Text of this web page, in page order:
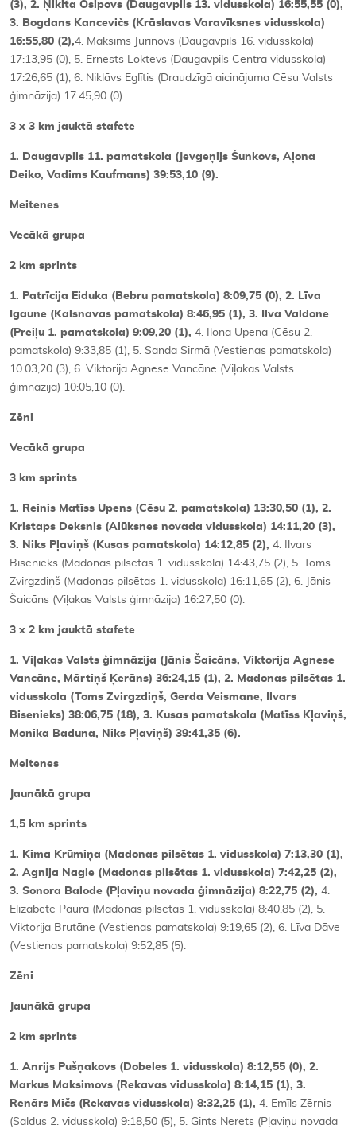
(3), 2. Ņikita Osipovs (Daugavpils 13. vidusskola) 16:55,55 (0),
3. Bogdans Kancevičs (Krāslavas Varavīksnes vidusskola)
16:55,80 (2),4. Maksims Jurinovs (Daugavpils 16. vidusskola)
17:13,95 (0), 5. Ernests Loktevs (Daugavpils Centra vidusskola)
17:26,65 (1), 6. Niklāvs Eglītis (Draudzīgā aicinājuma Cēsu Valsts
ģimnāzija) 17:45,90 (0).
3 x 3 km jauktā stafete
1. Daugavpils 11. pamatskola (Jevgeņijs Šunkovs, Aļona
Deiko, Vadims Kaufmans) 39:53,10 (9).
Meitenes
Vecākā grupa
2 km sprints
1. Patrīcija Eiduka (Bebru pamatskola) 8:09,75 (0), 2. Līva
Igaune (Kalsnavas pamatskola) 8:46,95 (1), 3. Ilva Valdone
(Preiļu 1. pamatskola) 9:09,20 (1), 4. Ilona Upena (Cēsu 2.
pamatskola) 9:33,85 (1), 5. Sanda Sirmā (Vestienas pamatskola)
10:03,20 (3), 6. Viktorija Agnese Vancāne (Viļakas Valsts
ģimnāzija) 10:05,10 (0).
Zēni
Vecākā grupa
3 km sprints
1. Reinis Matīss Upens (Cēsu 2. pamatskola) 13:30,50 (1), 2.
Kristaps Deksnis (Alūksnes novada vidusskola) 14:11,20 (3),
3. Niks Pļaviņš (Kusas pamatskola) 14:12,85 (2), 4. Ilvars
Bisenieks (Madonas pilsētas 1. vidusskola) 14:43,75 (2), 5. Toms
Zvirgzdiņš (Madonas pilsētas 1. vidusskola) 16:11,65 (2), 6. Jānis
Šaicāns (Viļakas Valsts ģimnāzija) 16:27,50 (0).
3 x 2 km jauktā stafete
1. Viļakas Valsts ģimnāzija (Jānis Šaicāns, Viktorija Agnese
Vancāne, Mārtiņš Ķerāns) 36:24,15 (1), 2. Madonas pilsētas 1.
vidusskola (Toms Zvirgzdiņš, Gerda Veismane, Ilvars
Bisenieks) 38:06,75 (18), 3. Kusas pamatskola (Matīss Kļaviņš,
Monika Baduna, Niks Pļaviņš) 39:41,35 (6).
Meitenes
Jaunākā grupa
1,5 km sprints
1. Kima Krūmiņa (Madonas pilsētas 1. vidusskola) 7:13,30 (1),
2. Agnija Nagle (Madonas pilsētas 1. vidusskola) 7:42,25 (2),
3. Sonora Balode (Pļaviņu novada ģimnāzija) 8:22,75 (2), 4.
Elizabete Paura (Madonas pilsētas 1. vidusskola) 8:40,85 (2), 5.
Viktorija Brutāne (Vestienas pamatskola) 9:19,65 (2), 6. Līva Dāve
(Vestienas pamatskola) 9:52,85 (5).
Zēni
Jaunākā grupa
2 km sprints
1. Anrijs Pušņakovs (Dobeles 1. vidusskola) 8:12,55 (0), 2.
Markus Maksimovs (Rekavas vidusskola) 8:14,15 (1), 3.
Renārs Mičs (Rekavas vidusskola) 8:32,25 (1), 4. Emīls Zērnis
(Saldus 2. vidusskola) 9:18,50 (5), 5. Gints Nerets (Pļaviņu novada